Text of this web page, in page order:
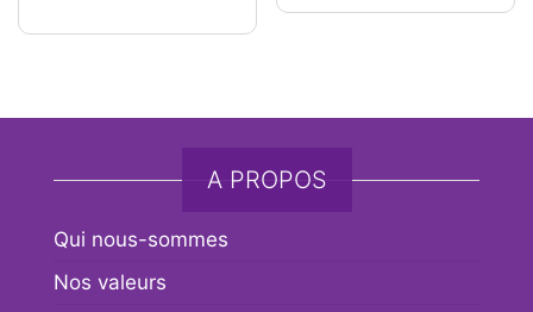
A PROPOS
Qui nous-sommes
Nos valeurs